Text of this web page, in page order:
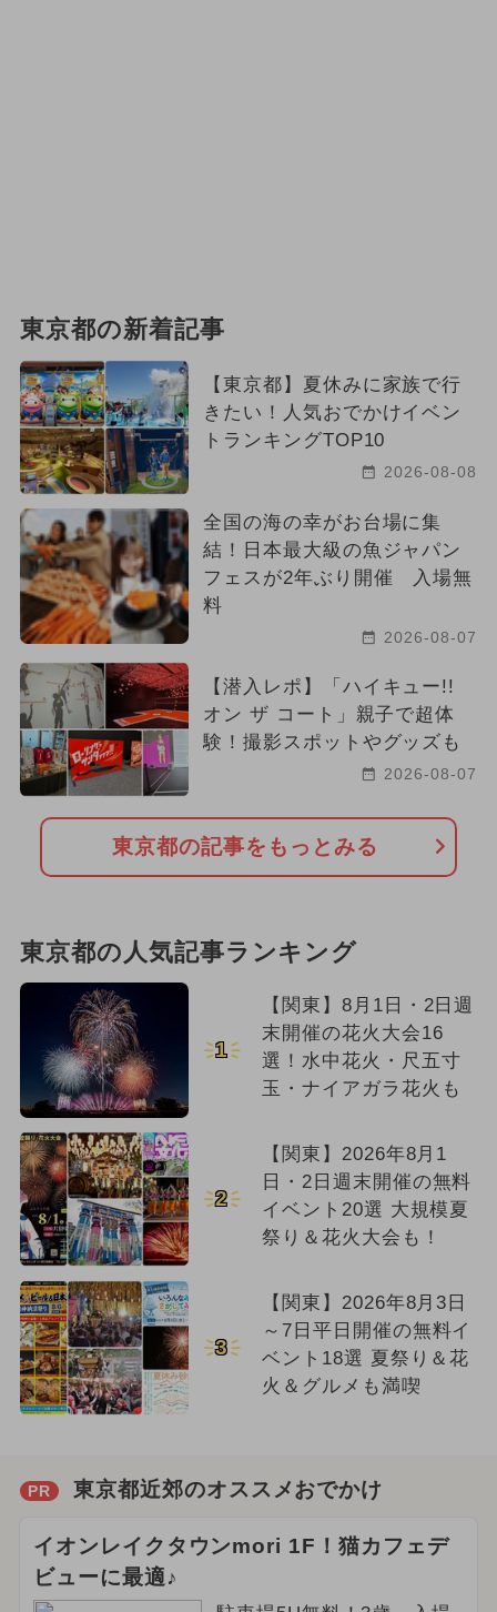
東京都の新着記事
【東京都】夏休みに家族で行
きたい！人気おでかけイベン
トランキングTOP10
2026-08-08
全国の海の幸がお台場に集
結！日本最大級の魚ジャパン
フェスが2年ぶり開催 入場無
料
2026-08-07
【潜入レポ】「ハイキュー!!
オン ザ コート」親子で超体
験！撮影スポットやグッズも
2026-08-07
東京都の記事をもっとみる
東京都の人気記事ランキング
1
【関東】8月1日・2日週
末開催の花火大会16
選！水中花火・尺五寸
玉・ナイアガラ花火も
2
【関東】2026年8月1
日・2日週末開催の無料
イベント20選 大規模夏
祭り＆花火大会も！
3
【関東】2026年8月3日
～7日平日開催の無料イ
ベント18選 夏祭り＆花
火＆グルメも満喫
PR 東京都近郊のオススメおでかけ
イオンレイクタウンmori 1F！猫カフェデ
ビューに最適♪